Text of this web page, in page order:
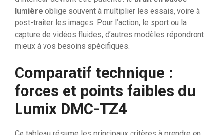
lumière oblige souvent à multiplier les essais, voire à
post-traiter les images. Pour l’action, le sport ou la
capture de vidéos fluides, d’autres modèles répondront
mieux à vos besoins spécifiques.
Comparatif technique :
forces et points faibles du
Lumix DMC-TZ4
Ce tableau résume les principaux critères à prendre en